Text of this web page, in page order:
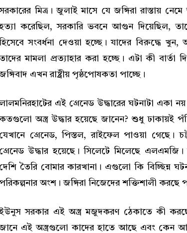
মিত্র। জুলাই মাসে যে জঙ্গিরা রাস্তায়
করেছিল, সরকারি ভবনে আগুন দিয়েছিল,
সংবর্ধনা দেওয়া হচ্ছে। যাদের বিরুদ্ধে খুন,
মামলা প্রত্যাহার করা হচ্ছে। এটা কী বার্তা
এখন রাষ্ট্রীয় পৃষ্ঠপোষকতা পাচ্ছে।
এই গ্রেনেড উদ্ধারের ঘটনাটা একা
অস্ত্র উদ্ধার হয়েছে জানেন? শুধু ঢাকায়ই
যেখানে গ্রেনেড, পিস্তল, রাইফেল পাওয়া গেছে।
গ্রেনেড উদ্ধার হয়েছে। সিলেটে মিলেছে
দেশি তৈরি বোমার কারখানা। এগুলো কি বিচ্ছিন্ন
অংশ। জঙ্গিরা নিজেদের শক্তিশালী করছে
সরকার এই অস্ত্র মজুদকরণ ঠেকাতে কী
এই অস্ত্রগুলো কাদের হাতে আছে এবং কেন